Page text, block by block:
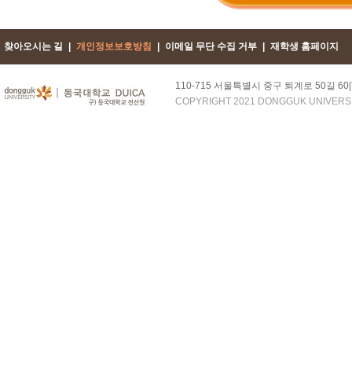
찾아오시는 길 개인정보보호방침 이메일 무단 수집 거부 재학생 홈페이지
110-715 서울특별시 중구 퇴계로 50길
COPYRIGHT 2021 DONGGUK